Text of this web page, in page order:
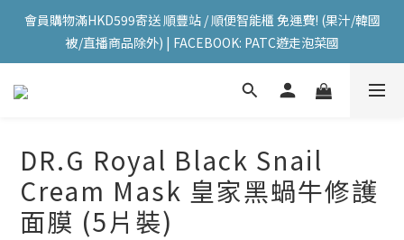
會員購物滿HKD599寄送 順豐站 / 順便智能櫃 免運費! (果汁/韓國
被/直播商品除外) | FACEBOOK: PATC遊走泡菜國
會員購物滿HKD599寄送 順豐站 / 順便智能櫃 免運費! (果汁/韓國
被/直播商品除外) | FACEBOOK: PATC遊走泡菜國
每星期韓國直送香港 🇰🇷🛫🇭🇰  | 即加IG留意最新優惠! ID:
會員購物滿HKD599寄送 順豐站 / 順便智能櫃 免運費! (果汁/韓國
被/直播商品除外) | FACEBOOK: PATC遊走泡菜國
DR.G Royal Black Snail
Cream Mask 皇家黑蝸牛修護
面膜 (5片裝)